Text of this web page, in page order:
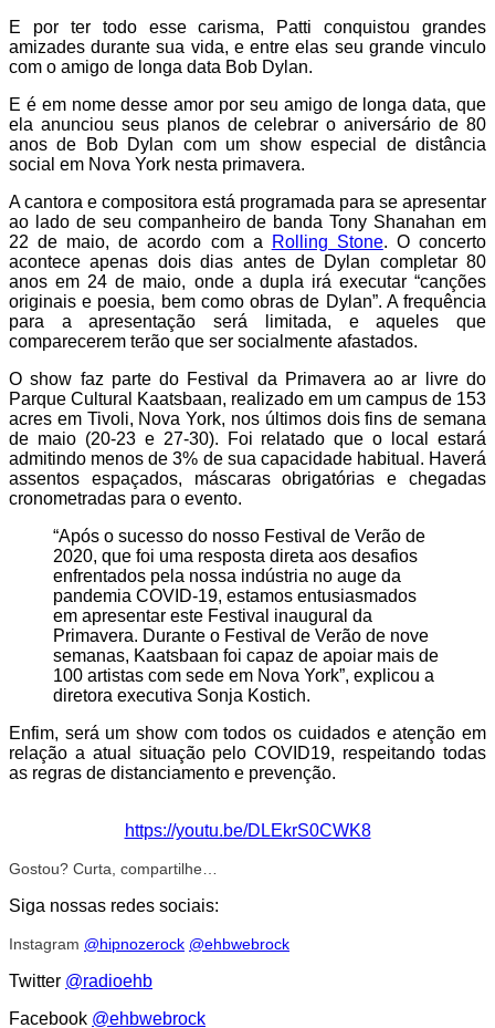
E por ter todo esse carisma, Patti conquistou grandes
amizades durante sua vida, e entre elas seu grande vinculo
com o amigo de longa data Bob Dylan.
E é em nome desse amor por seu amigo de longa data, que
ela anunciou seus planos de celebrar o aniversário de 80
anos de Bob Dylan com um show especial de distância
social em Nova York nesta primavera.
A cantora e compositora está programada para se apresentar
ao lado de seu companheiro de banda Tony Shanahan em
22 de maio, de acordo com a
Rolling Stone. O concerto
acontece apenas dois dias antes de Dylan completar 80
anos em 24 de maio, onde a dupla irá executar “canções
originais e poesia, bem como obras de Dylan”. A frequência
para a apresentação será limitada, e aqueles que
comparecerem terão que ser socialmente afastados.
O show faz parte do Festival da Primavera ao ar livre do
Parque Cultural Kaatsbaan, realizado em um campus de 153
acres em Tivoli, Nova York, nos últimos dois fins de semana
de maio (20-23 e 27-30). Foi relatado que o local estará
admitindo menos de 3% de sua capacidade habitual. Haverá
assentos espaçados, máscaras obrigatórias e chegadas
cronometradas para o evento.
“Após o sucesso do nosso Festival de Verão de
2020, que foi uma resposta direta aos desafios
enfrentados pela nossa indústria no auge da
pandemia COVID-19, estamos entusiasmados
em apresentar este Festival inaugural da
Primavera. Durante o Festival de Verão de nove
semanas, Kaatsbaan foi capaz de apoiar mais de
100 artistas com sede em Nova York”, explicou a
diretora executiva Sonja Kostich.
Enfim, será um show com todos os cuidados e atenção em
relação a atual situação pelo COVID19, respeitando todas
as regras de distanciamento e prevenção.
https://youtu.be/DLEkrS0CWK8
Gostou? Curta, compartilhe…
Siga nossas redes sociais:
Instagram @hipnozerock @ehbwebrock
Twitter @radioehb
Facebook @ehbwebrock